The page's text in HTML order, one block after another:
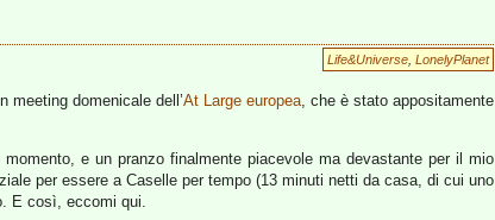
Life&Universe LonelyPlanet
meeting domenicale dell’At Large europea, che è stato appositamente
e un pranzo finalmente piacevole ma devastante per il mio
per essere a Caselle per tempo (13 minuti netti da casa, di cui uno
E così, eccomi qui.